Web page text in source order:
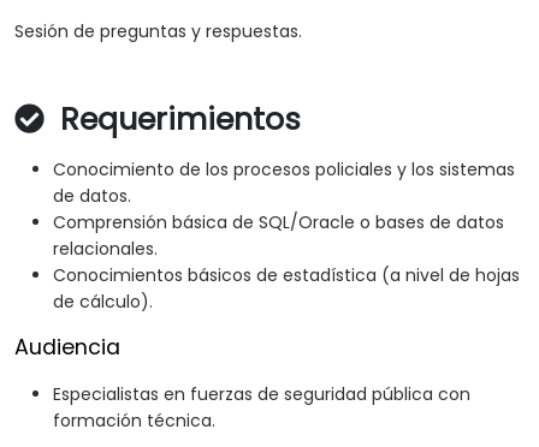
Sesión de preguntas y respuestas.
Requerimientos
Conocimiento de los procesos policiales y los sistemas
de datos.
Comprensión básica de SQL/Oracle o bases de datos
relacionales.
Conocimientos básicos de estadística (a nivel de hojas
de cálculo).
Audiencia
Especialistas en fuerzas de seguridad pública con
formación técnica.